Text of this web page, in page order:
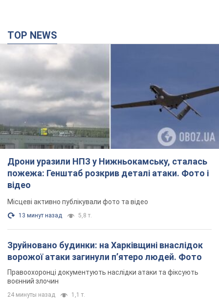
TOP NEWS
Дрони уразили НПЗ у Нижньокамську, сталась
пожежа: Генштаб розкрив деталі атаки. Фото і
відео
Місцеві активно публікували фото та відео
13 минут назад 5,8 т.
Зруйновано будинки: на Харківщині внаслідок
ворожої атаки загинули п’ятеро людей. Фото
Правоохоронці документують наслідки атаки та фіксують
воєнний злочин
24 минуты назад 1,1 т.